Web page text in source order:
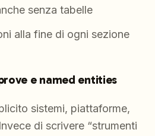
senza tabelle
alla fine di ogni sezione
e named entities
sistemi, piattaforme,
di scrivere “strumenti